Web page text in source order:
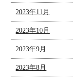
2023年11月
2023年10月
2023年9月
2023年8月